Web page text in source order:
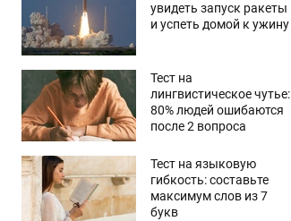
увидеть запуск ракеты
и успеть домой к ужину
Тест на
лингвистическое чутье:
80% людей ошибаются
после 2 вопроса
Тест на языковую
гибкость: составьте
максимум слов из 7
букв